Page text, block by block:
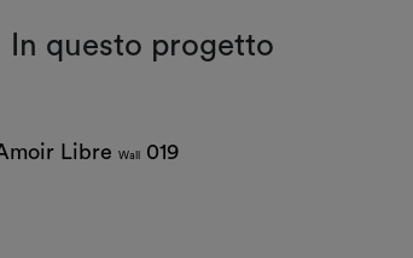
In questo progetto
Libre Wall 019